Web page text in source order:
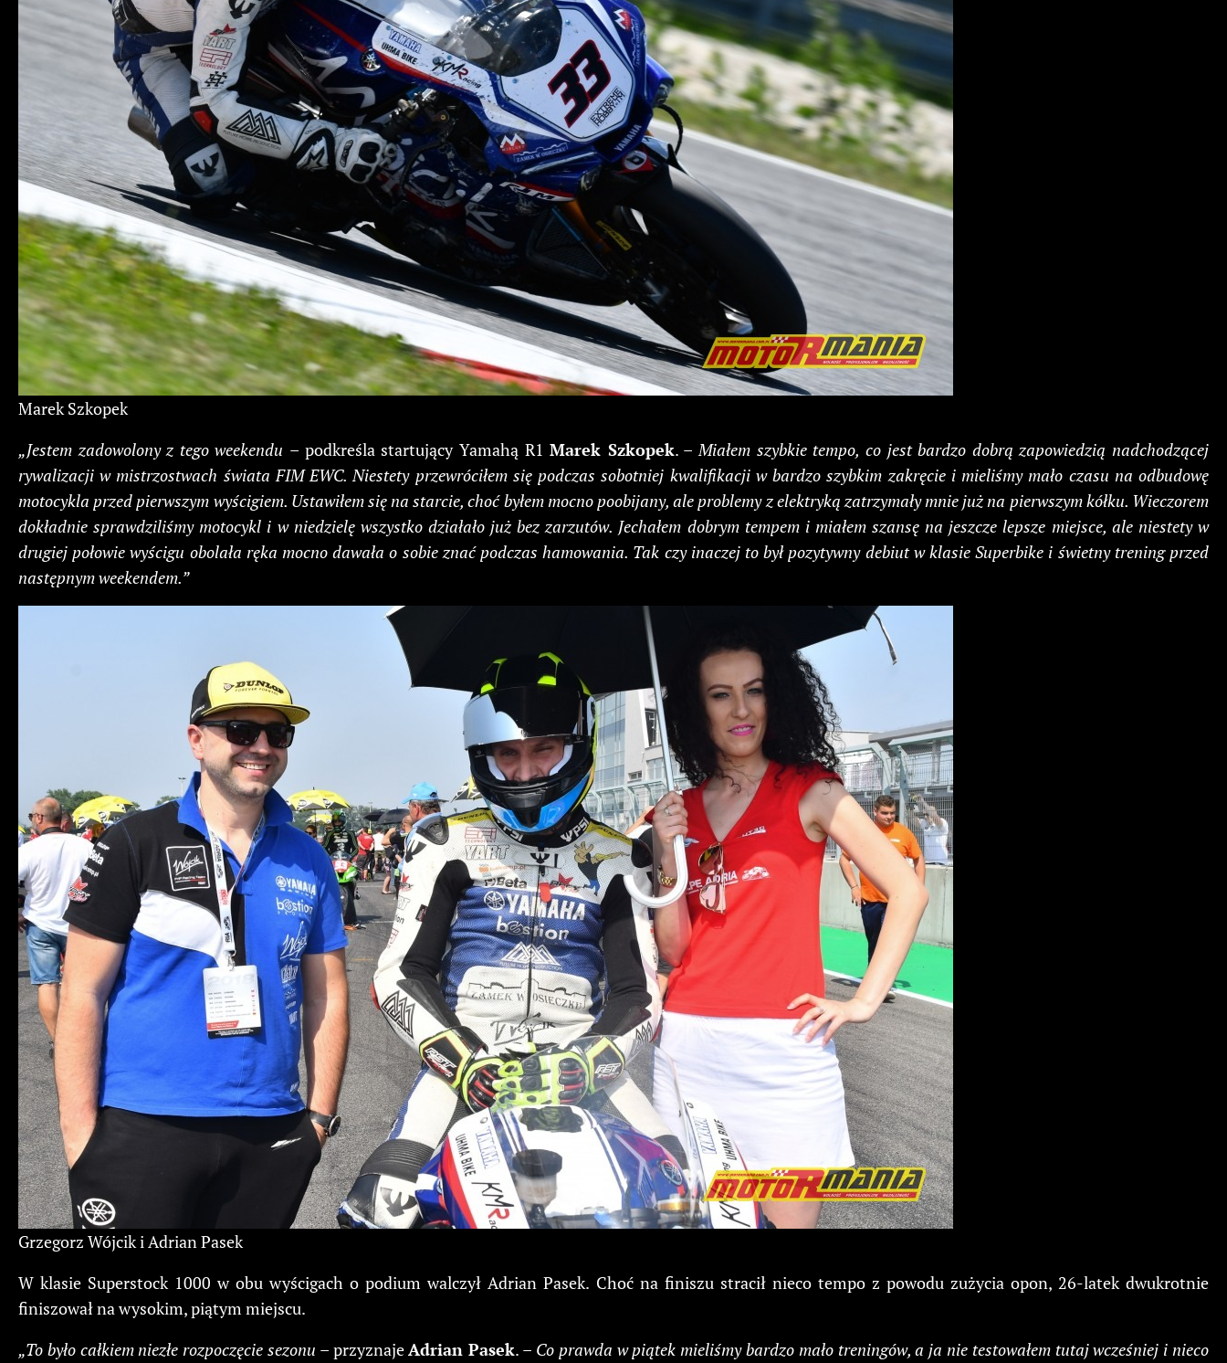
Marek Szkopek
„Jestem zadowolony z tego weekendu – podkreśla startujący Yamahą R1Marek Szkopek. –Miałem szybkie tempo, co jest bardzo dobrą zapowiedzią nadchodzącej
rywalizacji w mistrzostwach świata FIM EWC. Niestety przewróciłem się podczas sobotniej kwalifikacji w bardzo szybkim zakręcie i mieliśmy mało czasu na odbudowę
motocykla przed pierwszym wyścigiem. Ustawiłem się na starcie, choć byłem mocno poobijany, ale problemy z elektryką zatrzymały mnie już na pierwszym kółku. Wieczorem
dokładnie sprawdziliśmy motocykl i w niedzielę wszystko działało już bez zarzutów. Jechałem dobrym tempem i miałem szansę na jeszcze lepsze miejsce, ale niestety w
drugiej połowie wyścigu obolała ręka mocno dawała o sobie znać podczas hamowania. Tak czy inaczej to był pozytywny debiut w klasie Superbike i świetny trening przed
następnym weekendem.”
Grzegorz Wójcik i Adrian Pasek
W klasie Superstock 1000 w obu wyścigach o podium walczył Adrian Pasek. Choć na finiszu stracił nieco tempo z powodu zużycia opon, 26-latek dwukrotnie
finiszował na wysokim, piątym miejscu.
„To było całkiem niezłe rozpoczęcie sezonu – przyznajeAdrian Pasek. – Co prawda w piątek mieliśmy bardzo mało treningów, a ja nie testowałem tutaj wcześniej i nieco